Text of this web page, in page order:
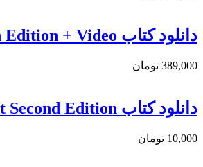
دانلود کتاب Andrews’ Diseases of the Skin: Clinical Dermatology 14th Edition + Video
389,000 تومان
دانلود کتاب Nail Disorders: A Practical Guide to Diagnosis and Management Second Edition
10,000 تومان